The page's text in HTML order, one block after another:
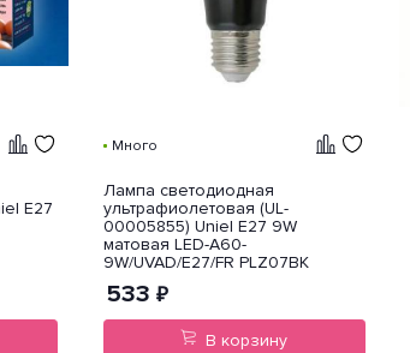
E27
Много
Лампа светодиодная
ультрафиолетовая (UL-
00005855) Uniel E27 9W
матовая LED-A60-
9W/UVAD/E27/FR PLZ07BK
533 ₽
В корзину